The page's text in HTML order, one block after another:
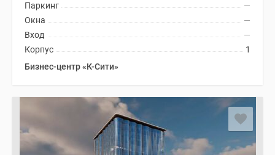
—
Паркинг
—
Окна
—
Вход
1
Корпус
Бизнес-центр «К-Сити»